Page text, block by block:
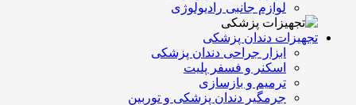
لوازم جانبی رادیولوژی
تجهیزات دندان پزشکی
ابزار جراحی دندان پزشکی
اسکنر و فسفر پلیت
ترمیم و بازسازی
جرمگیر دندان پزشکی و توربین